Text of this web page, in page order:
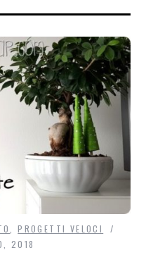
,PROGETTI VELOCI
2018